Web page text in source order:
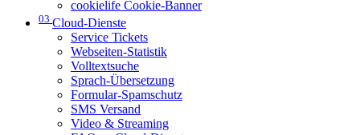
cookielife Cookie-Banner
03 Cloud-Dienste
Service Tickets
Webseiten-Statistik
Volltextsuche
Sprach-Übersetzung
Formular-Spamschutz
SMS Versand
Video & Streaming